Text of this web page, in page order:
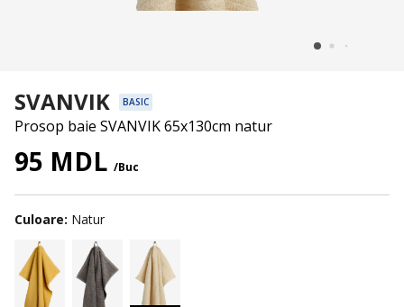
SVANVIK BASIC
Prosop baie SVANVIK 65x130cm natur
95 MDL /Buc
Culoare: Natur